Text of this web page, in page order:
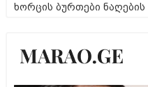
ხორცის ბურთები